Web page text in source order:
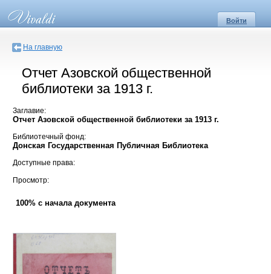
Войти
На главную
Отчет Азовской общественной
библиотеки за 1913 г.
Заглавие:
Отчет Азовской общественной библиотеки за 1913 г.
Библиотечный фонд:
Донская Государственная Публичная Библиотека
Доступные права:
Просмотр:
100% с начала документа